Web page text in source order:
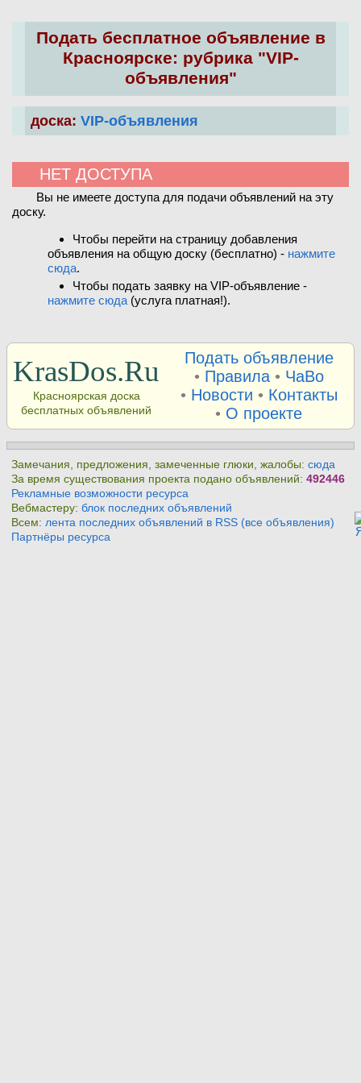
Подать бесплатное объявление в
Красноярске: рубрика "VIP-
объявления"
доска: VIP-объявления
НЕТ ДОСТУПА
Вы не имеете доступа для подачи объявлений на эту
доску.
Чтобы перейти на страницу добавления
объявления на общую доску (бесплатно) - нажмите
сюда.
Чтобы подать заявку на VIP-объявление -
нажмите сюда (услуга платная!).
KrasDos.Ru
Красноярская доска
бесплатных объявлений
Подать объявление
• Правила• ЧаВо
• Новости • Контакты
• О проекте
Замечания, предложения, замеченные глюки, жалобы:сюда
За время существования проекта подано объявлений:492446
Рекламные возможности ресурса
Вебмастеру:блок последних объявлений
Всем: лента последних объявлений в RSS (все объявления)
Партнёры ресурса